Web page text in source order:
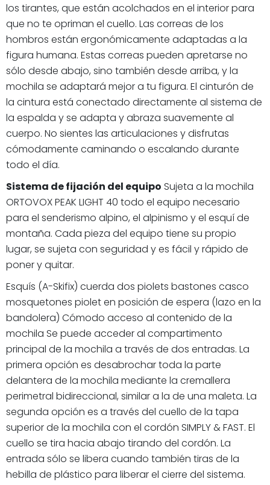
los tirantes, que están acolchados en el interior para
que no te opriman el cuello. Las correas de los
hombros están ergonómicamente adaptadas a la
figura humana. Estas correas pueden apretarse no
sólo desde abajo, sino también desde arriba, y la
mochila se adaptará mejor a tu figura. El cinturón de
la cintura está conectado directamente al sistema de
la espalda y se adapta y abraza suavemente al
cuerpo. No sientes las articulaciones y disfrutas
cómodamente caminando o escalando durante
todo el día.
Sistema de fijación del equipo Sujeta a la mochila
ORTOVOX PEAK LIGHT 40 todo el equipo necesario
para el senderismo alpino, el alpinismo y el esquí de
montaña. Cada pieza del equipo tiene su propio
lugar, se sujeta con seguridad y es fácil y rápido de
poner y quitar.
Esquís (A-Skifix) cuerda dos piolets bastones casco
mosquetones piolet en posición de espera (lazo en la
bandolera) Cómodo acceso al contenido de la
mochila Se puede acceder al compartimento
principal de la mochila a través de dos entradas. La
primera opción es desabrochar toda la parte
delantera de la mochila mediante la cremallera
perimetral bidireccional, similar a la de una maleta. La
segunda opción es a través del cuello de la tapa
superior de la mochila con el cordón SIMPLY & FAST. El
cuello se tira hacia abajo tirando del cordón. La
entrada sólo se libera cuando también tiras de la
hebilla de plástico para liberar el cierre del sistema.